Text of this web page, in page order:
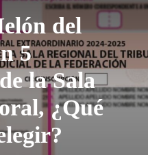
del
5
la Sala
¿Qué